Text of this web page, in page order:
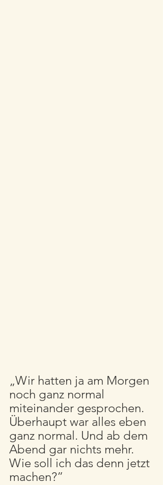
„Wir hatten ja am Morgen
noch ganz normal
miteinander gesprochen.
Überhaupt war alles eben
ganz normal. Und ab dem
Abend gar nichts mehr.
Wie soll ich das denn jetzt
machen?”